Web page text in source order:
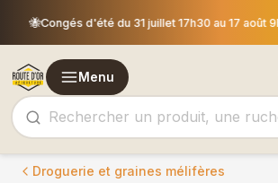
🐝
Les commandes passées après le 30
expédiées le 18 août
Menu
Droguerie et graines mélifères